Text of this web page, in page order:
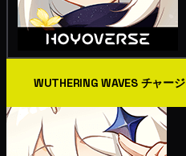
WUTHERING WAVES チャージ